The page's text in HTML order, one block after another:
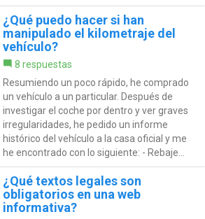
¿Qué puedo hacer si han
manipulado el kilometraje del
vehículo?
8 respuestas
Resumiendo un poco rápido, he comprado
un vehículo a un particular. Después de
investigar el coche por dentro y ver graves
irregularidades, he pedido un informe
histórico del vehículo a la casa oficial y me
he encontrado con lo siguiente: - Rebaje...
¿Qué textos legales son
obligatorios en una web
informativa?